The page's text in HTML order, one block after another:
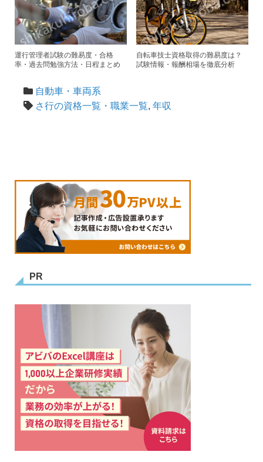
運行管理者試験の難易度・合格
率・過去問勉強方法・日程まとめ
自転車技士資格取得の難易度は？
試験情報・報酬相場を徹底分析
自動車・車両系
さ行の資格一覧・職業一覧, 年収
PR